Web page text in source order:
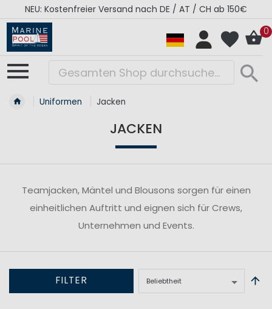
NEU: Kostenfreier Versand nach DE / AT / CH ab 150€
0
Uniformen Jacken
JACKEN
Teamjacken, Mäntel und Blousons sorgen für einen
einheitlichen Auftritt und eignen sich für Crews,
Unternehmen und Events.
FILTER